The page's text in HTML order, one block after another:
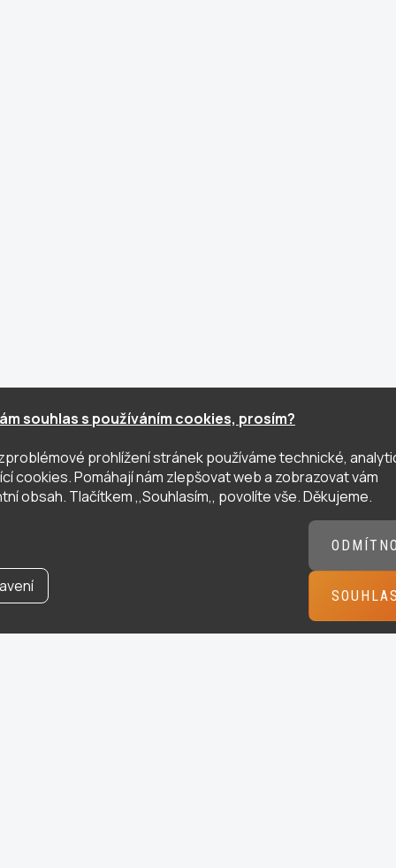
souhlas s používáním cookies, prosím?
prohlížení stránek používáme technické,
cookies. Pomáhají nám zlepšovat web a zobrazovat vám
obsah. Tlačítkem ,,Souhlasím,, povolíte vše. Děkujeme.